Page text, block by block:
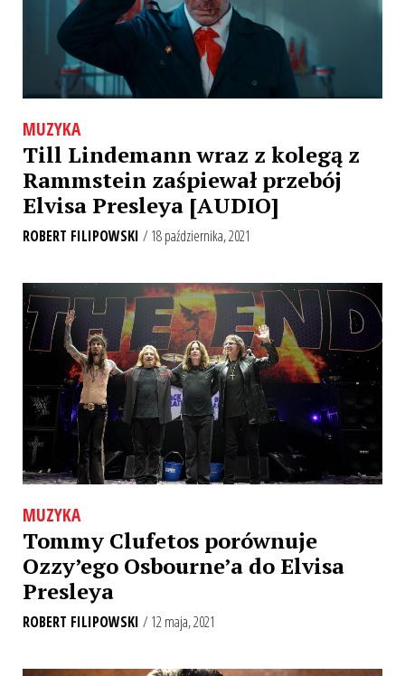
MUZYKA
Till Lindemann wraz z kolegą z
Rammstein zaśpiewał przebój
Elvisa Presleya [AUDIO]
ROBERT FILIPOWSKI / 18 października, 2021
MUZYKA
Tommy Clufetos porównuje
Ozzy’ego Osbourne’a do Elvisa
Presleya
ROBERT FILIPOWSKI / 12 maja, 2021